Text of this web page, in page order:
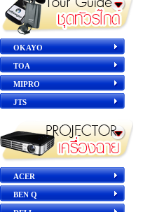
OKAYO
TOA
MIPRO
JTS
ACER
BEN Q